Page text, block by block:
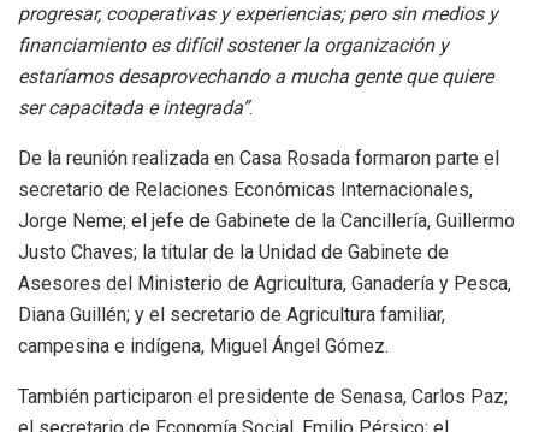
progresar, cooperativas y experiencias; pero sin medios y
financiamiento es difícil sostener la organización y
estaríamos desaprovechando a mucha gente que quiere
ser capacitada e integrada”.
De la reunión realizada en Casa Rosada formaron parte el
secretario de Relaciones Económicas Internacionales,
Jorge Neme; el jefe de Gabinete de la Cancillería, Guillermo
Justo Chaves; la titular de la Unidad de Gabinete de
Asesores del Ministerio de Agricultura, Ganadería y Pesca,
Diana Guillén; y el secretario de Agricultura familiar,
campesina e indígena, Miguel Ángel Gómez.
También participaron el presidente de Senasa, Carlos Paz;